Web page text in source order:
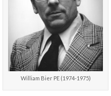
William Bier PE (1974-1975)